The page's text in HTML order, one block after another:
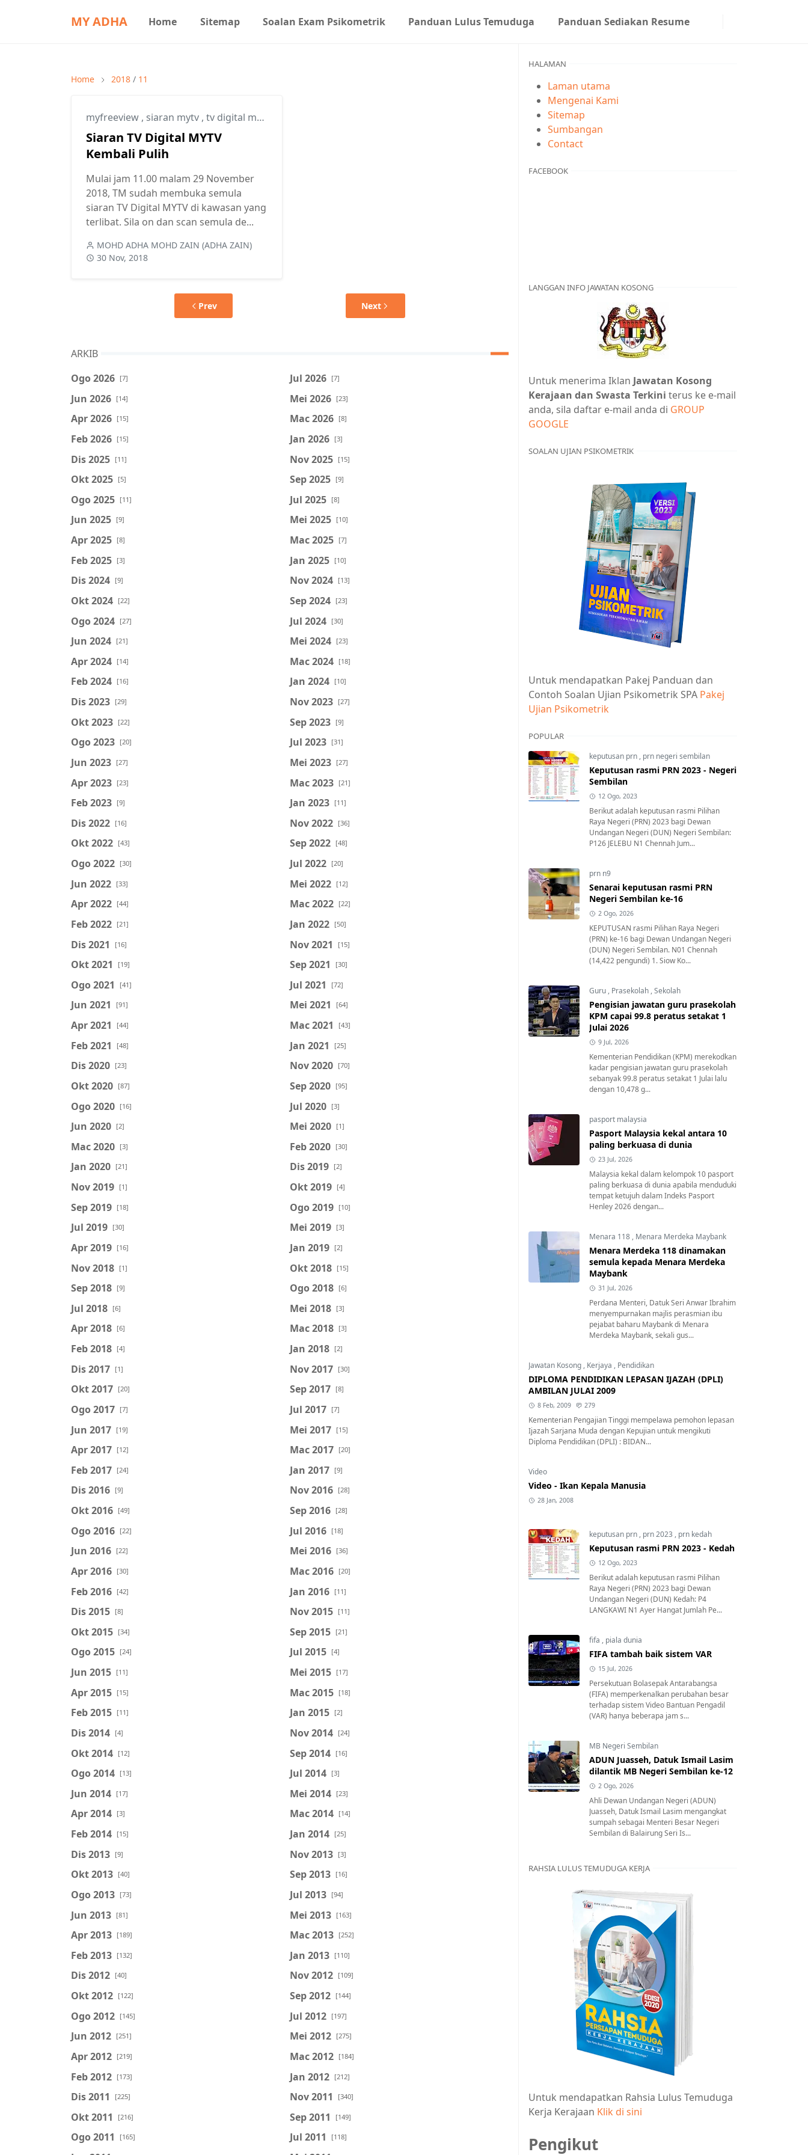
MY ADHA Home Sitemap Soalan Exam Psikometrik Panduan Lulus Temuduga Panduan Sediakan Resume
Home 2018 / 11
myfreeview , siaran mytv , tv digital malaysia
Siaran TV Digital MYTV
Kembali Pulih
Mulai jam 11.00 malam 29 November
2018, TM sudah membuka semula
siaran TV Digital MYTV di kawasan yang
terlibat. Sila on dan scan semula de...
MOHD ADHA MOHD ZAIN (ADHA ZAIN)
30 Nov, 2018
Prev Next
ARKIB
Ogo 2026 [7] Jul 2026 [7]
Jun 2026 [14] Mei 2026 [23]
Apr 2026 [15] Mac 2026 [8]
Feb 2026 [15] Jan 2026 [3]
Dis 2025 [11] Nov 2025 [15]
Okt 2025 [5] Sep 2025 [9]
Ogo 2025 [11] Jul 2025 [8]
Jun 2025 [9] Mei 2025 [10]
Apr 2025 [8] Mac 2025 [7]
Feb 2025 [3] Jan 2025 [10]
Dis 2024 [9] Nov 2024 [13]
Okt 2024 [22] Sep 2024 [23]
Ogo 2024 [27] Jul 2024 [30]
Jun 2024 [21] Mei 2024 [23]
Apr 2024 [14] Mac 2024 [18]
Feb 2024 [16] Jan 2024 [10]
Dis 2023 [29] Nov 2023 [27]
Okt 2023 [22] Sep 2023 [9]
Ogo 2023 [20] Jul 2023 [31]
Jun 2023 [27] Mei 2023 [27]
Apr 2023 [23] Mac 2023 [21]
Feb 2023 [9] Jan 2023 [11]
Dis 2022 [16] Nov 2022 [36]
Okt 2022 [43] Sep 2022 [48]
Ogo 2022 [30] Jul 2022 [20]
Jun 2022 [33] Mei 2022 [12]
Apr 2022 [44] Mac 2022 [22]
Feb 2022 [21] Jan 2022 [50]
Dis 2021 [16] Nov 2021 [15]
Okt 2021 [19] Sep 2021 [30]
Ogo 2021 [41] Jul 2021 [72]
Jun 2021 [91] Mei 2021 [64]
Apr 2021 [44] Mac 2021 [43]
Feb 2021 [48] Jan 2021 [25]
Dis 2020 [23] Nov 2020 [70]
Okt 2020 [87] Sep 2020 [95]
Ogo 2020 [16] Jul 2020 [3]
Jun 2020 [2] Mei 2020 [1]
Mac 2020 [3] Feb 2020 [30]
Jan 2020 [21] Dis 2019 [2]
Nov 2019 [1] Okt 2019 [4]
Sep 2019 [18] Ogo 2019 [10]
Jul 2019 [30] Mei 2019 [3]
Apr 2019 [16] Jan 2019 [2]
Nov 2018 [1] Okt 2018 [15]
Sep 2018 [9] Ogo 2018 [6]
Jul 2018 [6] Mei 2018 [3]
Apr 2018 [6] Mac 2018 [3]
Feb 2018 [4] Jan 2018 [2]
Dis 2017 [1] Nov 2017 [30]
Okt 2017 [20] Sep 2017 [8]
Ogo 2017 [7] Jul 2017 [7]
Jun 2017 [19] Mei 2017 [15]
Apr 2017 [12] Mac 2017 [20]
Feb 2017 [24] Jan 2017 [9]
Dis 2016 [9] Nov 2016 [28]
Okt 2016 [49] Sep 2016 [28]
Ogo 2016 [22] Jul 2016 [18]
Jun 2016 [22] Mei 2016 [36]
Apr 2016 [30] Mac 2016 [20]
Feb 2016 [42] Jan 2016 [11]
Dis 2015 [8] Nov 2015 [11]
Okt 2015 [34] Sep 2015 [21]
Ogo 2015 [24] Jul 2015 [4]
Jun 2015 [11] Mei 2015 [17]
Apr 2015 [15] Mac 2015 [18]
Feb 2015 [11] Jan 2015 [2]
Dis 2014 [4] Nov 2014 [24]
Okt 2014 [12] Sep 2014 [16]
Ogo 2014 [13] Jul 2014 [3]
Jun 2014 [17] Mei 2014 [23]
Apr 2014 [3] Mac 2014 [14]
Feb 2014 [15] Jan 2014 [25]
Dis 2013 [9] Nov 2013 [3]
Okt 2013 [40] Sep 2013 [16]
Ogo 2013 [73] Jul 2013 [94]
Jun 2013 [81] Mei 2013 [163]
Apr 2013 [189] Mac 2013 [252]
Feb 2013 [132] Jan 2013 [110]
Dis 2012 [40] Nov 2012 [109]
Okt 2012 [122] Sep 2012 [144]
Ogo 2012 [145] Jul 2012 [197]
Jun 2012 [251] Mei 2012 [275]
Apr 2012 [219] Mac 2012 [184]
Feb 2012 [173] Jan 2012 [212]
Dis 2011 [225] Nov 2011 [340]
Okt 2011 [216] Sep 2011 [149]
Ogo 2011 [165] Jul 2011 [118]
HALAMAN
Laman utama
Mengenai Kami
Sitemap
Sumbangan
Contact
FACEBOOK
LANGGAN INFO JAWATAN KOSONG
Untuk menerima Iklan Jawatan Kosong
Kerajaan dan Swasta Terkini terus ke e-mail
anda, sila daftar e-mail anda di GROUP
GOOGLE
SOALAN UJIAN PSIKOMETRIK
Untuk mendapatkan Pakej Panduan dan
Contoh Soalan Ujian Psikometrik SPA Pakej
Ujian Psikometrik
POPULAR
keputusan prn , prn negeri sembilan
Keputusan rasmi PRN 2023 - Negeri
Sembilan
12 Ogo, 2023
Berikut adalah keputusan rasmi Pilihan
Raya Negeri (PRN) 2023 bagi Dewan
Undangan Negeri (DUN) Negeri Sembilan:
P126 JELEBU N1 Chennah Jum...
prn n9
Senarai keputusan rasmi PRN
Negeri Sembilan ke-16
2 Ogo, 2026
KEPUTUSAN rasmi Pilihan Raya Negeri
(PRN) ke-16 bagi Dewan Undangan Negeri
(DUN) Negeri Sembilan. N01 Chennah
(14,422 pengundi) 1. Siow Ko...
Guru , Prasekolah ,Sekolah
Pengisian jawatan guru prasekolah
KPM capai 99.8 peratus setakat 1
Julai 2026
9 Jul, 2026
Kementerian Pendidikan (KPM) merekodkan
kadar pengisian jawatan guru prasekolah
sebanyak 99.8 peratus setakat 1 Julai lalu
dengan 10,478 g...
pasport malaysia
Pasport Malaysia kekal antara 10
paling berkuasa di dunia
23 Jul, 2026
Malaysia kekal dalam kelompok 10 pasport
paling berkuasa di dunia apabila menduduki
tempat ketujuh dalam Indeks Pasport
Henley 2026 dengan...
Menara 118 , Menara Merdeka Maybank
Menara Merdeka 118 dinamakan
semula kepada Menara Merdeka
Maybank
31 Jul, 2026
Perdana Menteri, Datuk Seri Anwar Ibrahim
menyempurnakan majlis perasmian ibu
pejabat baharu Maybank di Menara
Merdeka Maybank, sekali gus...
Jawatan Kosong , Kerjaya , Pendidikan
DIPLOMA PENDIDIKAN LEPASAN IJAZAH (DPLI)
AMBILAN JULAI 2009
8 Feb, 2009 279
Kementerian Pengajian Tinggi mempelawa pemohon lepasan
Ijazah Sarjana Muda dengan Kepujian untuk mengikuti
Diploma Pendidikan (DPLI) : BIDAN...
Video
Video - Ikan Kepala Manusia
28 Jan, 2008
keputusan prn , prn 2023 , prn kedah
Keputusan rasmi PRN 2023 - Kedah
12 Ogo, 2023
Berikut adalah keputusan rasmi Pilihan
Raya Negeri (PRN) 2023 bagi Dewan
Undangan Negeri (DUN) Kedah: P4
LANGKAWI N1 Ayer Hangat Jumlah Pe...
fifa , piala dunia
FIFA tambah baik sistem VAR
15 Jul, 2026
Persekutuan Bolasepak Antarabangsa
(FIFA) memperkenalkan perubahan besar
terhadap sistem Video Bantuan Pengadil
(VAR) hanya beberapa jam s...
MB Negeri Sembilan
ADUN Juasseh, Datuk Ismail Lasim
dilantik MB Negeri Sembilan ke-12
2 Ogo, 2026
Ahli Dewan Undangan Negeri (ADUN)
Juasseh, Datuk Ismail Lasim mengangkat
sumpah sebagai Menteri Besar Negeri
Sembilan di Balairung Seri Is...
RAHSIA LULUS TEMUDUGA KERJA
Untuk mendapatkan Rahsia Lulus Temuduga
Kerja Kerajaan Klik di sini
Pengikut